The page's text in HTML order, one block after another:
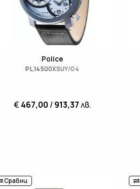
Police
PL.14500XSUY/04
€ 467,00 /913,37лв.
Сравни